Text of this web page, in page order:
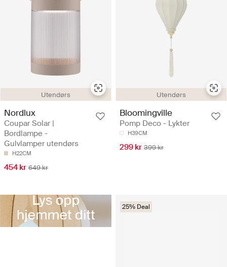
Utendørs
Nordlux
Coupar Solar |
Bordlampe -
Gulvlamper utendørs
H22CM
454 kr 649 kr
Utendørs
Bloomingville
Pomp Deco - Lykter
H39CM
299 kr 399 kr
25% Deal